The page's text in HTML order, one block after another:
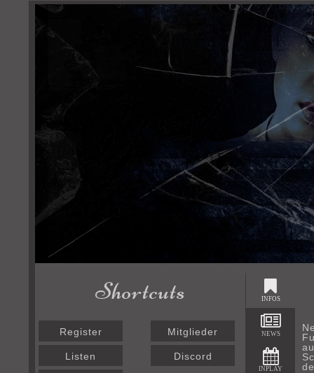
Shortcuts
Register Mitglieder
Listen Discord
INFOS
NEWS
INPLAY